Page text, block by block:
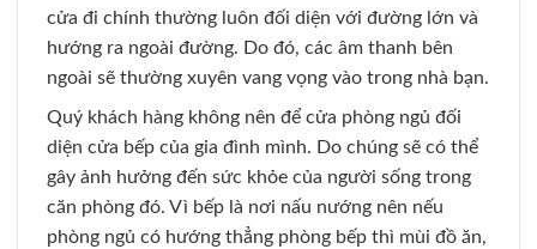
cửa đi chính thường luôn đối diện với đường lớn và
hướng ra ngoài đường. Do đó, các âm thanh bên
ngoài sẽ thường xuyên vang vọng vào trong nhà bạn.
Quý khách hàng không nên để cửa phòng ngủ đối
diện cửa bếp của gia đình mình. Do chúng sẽ có thể
gây ảnh hưởng đến sức khỏe của người sống trong
căn phòng đó. Vì bếp là nơi nấu nướng nên nếu
phòng ngủ có hướng thẳng phòng bếp thì mùi đồ ăn,